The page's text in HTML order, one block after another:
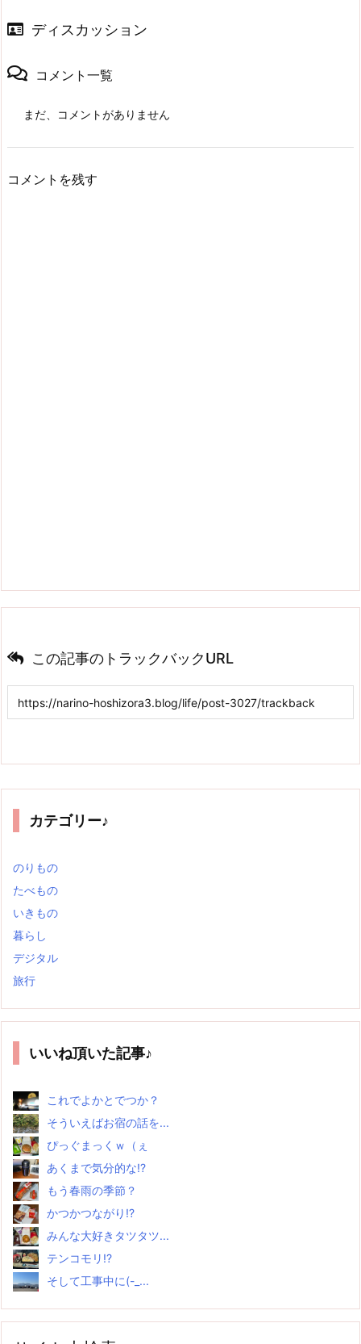
ディスカッション
コメント一覧
まだ、コメントがありません
コメントを残す
この記事のトラックバックURL
カテゴリー♪
のりもの
たべもの
いきもの
暮らし
デジタル
旅行
いいね頂いた記事♪
これでよかとでつか？
そういえばお宿の話を...
ぴっぐまっくｗ（ぇ
あくまで気分的な!?
もう春雨の季節？
かつかつながり!?
みんな大好きタツタツ...
テンコモリ!?
そして工事中に(-_...